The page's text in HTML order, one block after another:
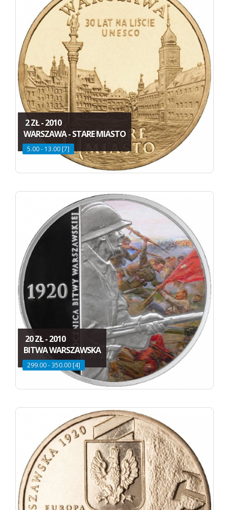
2 ZŁ - 2010
WARSZAWA - STARE MIASTO
5.00 - 13.00 [7]
20 ZŁ - 2010
BITWA WARSZAWSKA
299.00 - 350.00 [4]